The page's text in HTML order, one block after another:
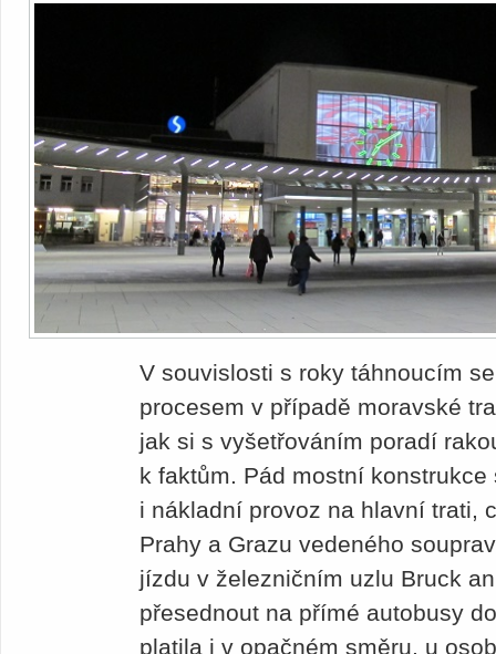
V souvislosti s roky táhnoucím
procesem v případě moravské
jak si s vyšetřováním poradí
k faktům. Pád mostní
i nákladní provoz na hlavní trati,
Prahy a Grazu vedeného
jízdu v železničním uzlu Bruck
přesednout na přímé autobusy
platila i v opačném směru, u